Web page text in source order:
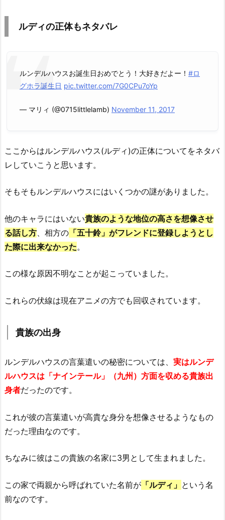
ルディの正体もネタバレ
ルンデルハウスお誕生日おめでとう！大好きだよー！ #ロ
グホラ誕生日 pic.twitter.com/7G0CPu7oYp
— マリィ (@0715littlelamb) November 11, 2017
ここからはルンデルハウス(ルディ)の正体についてをネタバ
レしていこうと思います。
そもそもルンデルハウスにはいくつかの謎がありました。
他のキャラにはいない貴族のような地位の高さを想像させ
る話し方 、相方の 「五十鈴」がフレンドに登録しようとし
た際に出来なかった。
この様な原因不明なことが起こっていました。
これらの伏線は現在アニメの方でも回収されています。
貴族の出身
ルンデルハウスの言葉遣いの秘密については、 実はルンデ
ルハウスは「ナインテール」（九州）方面を収める貴族出
身者だったのです。
これが彼の言葉遣いが高貴な身分を想像させるようなもの
だった理由なのです。
ちなみに彼はこの貴族の名家に3男として生まれました。
この家で両親から呼ばれていた名前が 「ルディ」 という名
前なのです。